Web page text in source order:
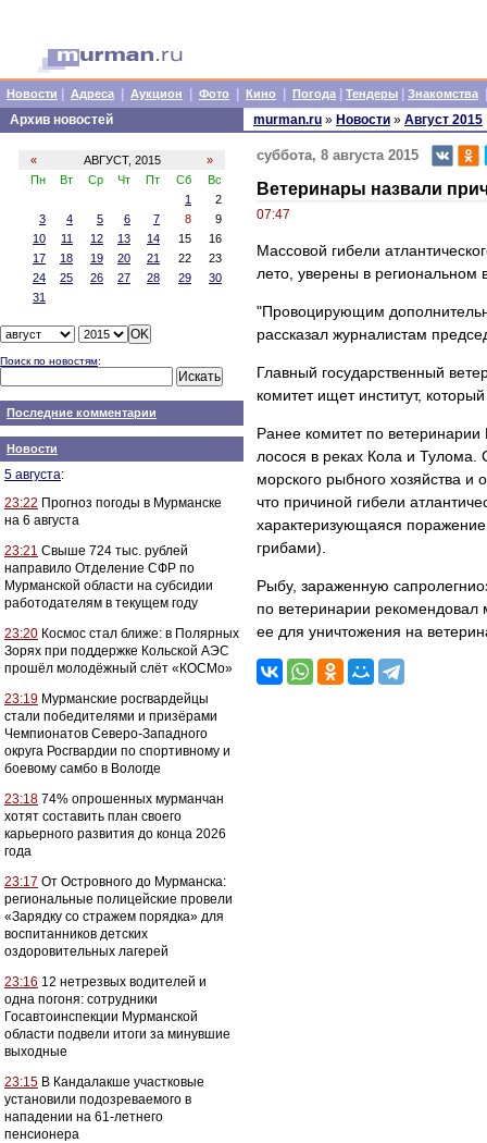
Новости Адреса Аукцион Фото Кино Погода Тендеры Знакомства
Архив новостей
« АВГУСТ, 2015
»
Пн
Вт Ср Чт Пт Сб
Вс
1
2
3
4 5 6 7 8
9
10
11 12 13 14 15
16
17
18 19 20 21 22
23
24
25 26 27 28 29
30
31
Поиск по новостям:
Последние комментарии
Новости
5 августа:
23:22 Прогноз погоды в Мурманске
на 6 августа
23:21 Свыше 724 тыс. рублей
направило Отделение СФР по
Мурманской области на субсидии
работодателям в текущем году
23:20 Космос стал ближе: в Полярных
Зорях при поддержке Кольской АЭС
прошёл молодёжный слёт «КОСМо»
23:19 Мурманские росгвардейцы
стали победителями и призёрами
Чемпионатов Северо-Западного
округа Росгвардии по спортивному и
боевому самбо в Вологде
23:18 74% опрошенных мурманчан
хотят составить план своего
карьерного развития до конца 2026
года
23:17 От Островного до Мурманска:
региональные полицейские провели
«Зарядку со стражем порядка» для
воспитанников детских
оздоровительных лагерей
23:16 12 нетрезвых водителей и
одна погоня: сотрудники
Госавтоинспекции Мурманской
области подвели итоги за минувшие
выходные
23:15 В Кандалакше участковые
установили подозреваемого в
нападении на 61-летнего
пенсионера
murman.ru » Новости » Август 2015
суббота, 8 августа 2015
Ветеринары назвали
07:47
Массовой гибели
лето, уверены в региональном
"Провоцирующим
рассказал журналистам
Главный государственный
комитет ищет институт,
Ранее комитет по
лосося в реках Кола и Тулома.
морского рыбного хозяйства
что причиной гибели
характеризующаяся
грибами).
Рыбу, зараженную
по ветеринарии
ее для уничтожения на